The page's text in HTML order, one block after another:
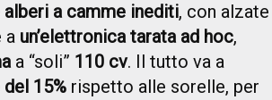
a camme inediti, con alzate
a un’elettronica tarata ad hoc,
a “soli” 110 cv. Il tutto va a
15% rispetto alle sorelle, per